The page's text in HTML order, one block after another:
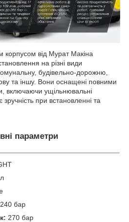
корпусом від Мурат Макіна
на різні види
будівельно-дорожню,
та іншу. Вони оснащені повними
включаючи ущільнювальні
при встановленні та
параметри
240 бар
270 бар